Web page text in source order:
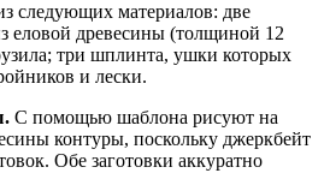
следующих материалов: две
еловой древесины (толщиной 12
три шплинта, ушки которых
и лески.
С помощью шаблона рисуют на
контуры, поскольку джеркбейт
Обе заготовки аккуратно